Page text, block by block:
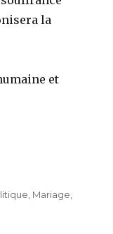
la
et
Mariage